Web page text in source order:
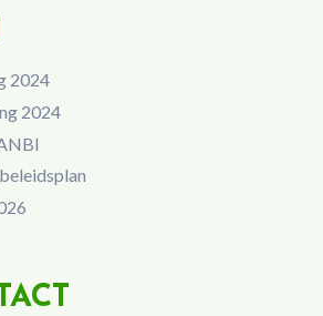
2024
2024